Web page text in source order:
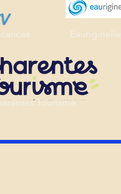
Eauriginelle
Tourisme